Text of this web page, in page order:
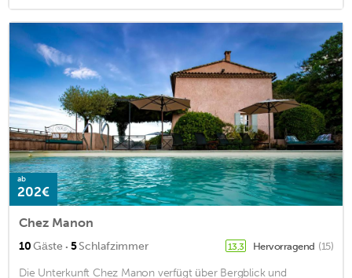
ab
202€
Chez Manon
10Gäste · 5Schlafzimmer 13,3 Hervorragend (15)
Die Unterkunft Chez Manon verfügt über Bergblick und